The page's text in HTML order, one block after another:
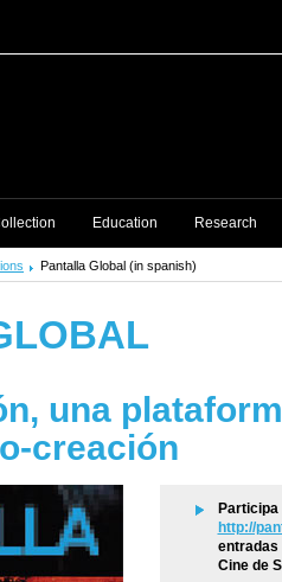
Pantalla Global (in spanish)
una
creación
Participa
http://
entradas
Cine de
Education Research